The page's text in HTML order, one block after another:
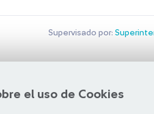
el uso de Cookies
Supervisado por: